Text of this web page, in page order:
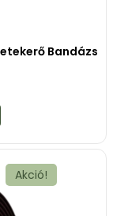
Bandázs
Akció!